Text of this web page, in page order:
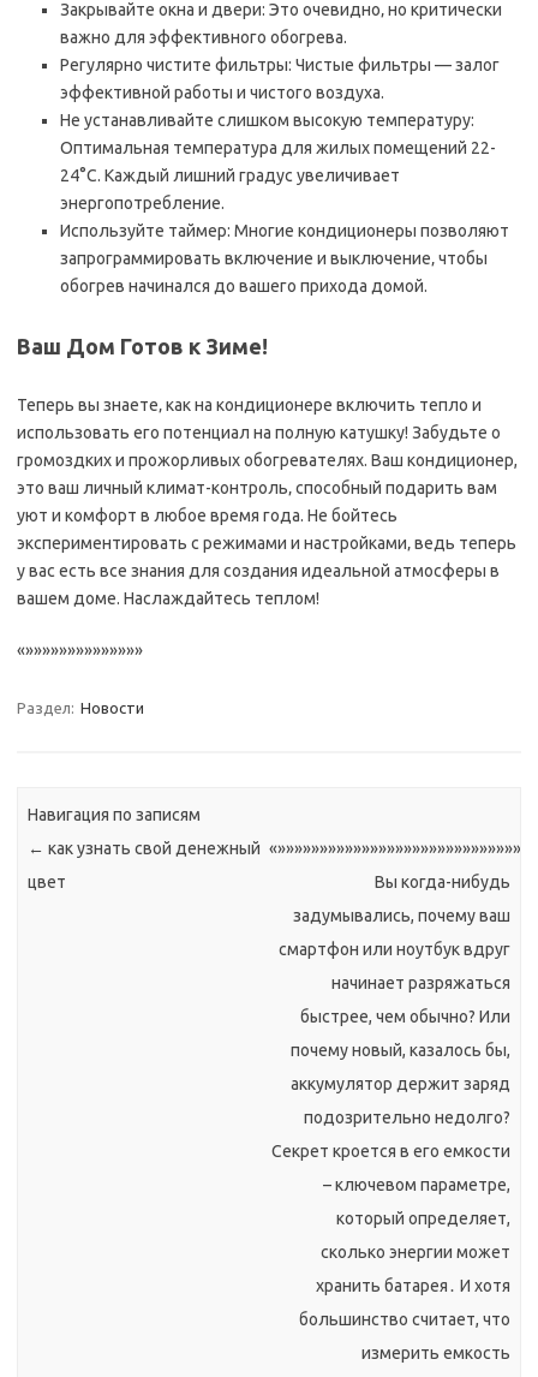
Закрывайте окна и двери: Это очевидно‚ но критически
важно для эффективного обогрева.
Регулярно чистите фильтры: Чистые фильтры — залог
эффективной работы и чистого воздуха.
Не устанавливайте слишком высокую температуру:
Оптимальная температура для жилых помещений 22-
24°C. Каждый лишний градус увеличивает
энергопотребление.
Используйте таймер: Многие кондиционеры позволяют
запрограммировать включение и выключение‚ чтобы
обогрев начинался до вашего прихода домой.
Ваш Дом Готов к Зиме!
Теперь вы знаете‚ как на кондиционере включить тепло и
использовать его потенциал на полную катушку! Забудьте о
громоздких и прожорливых обогревателях. Ваш кондиционер,
это ваш личный климат-контроль‚ способный подарить вам
уют и комфорт в любое время года. Не бойтесь
экспериментировать с режимами и настройками‚ ведь теперь
у вас есть все знания для создания идеальной атмосферы в
вашем доме. Наслаждайтесь теплом!
«»»»»»»»»»»»»»»
Раздел: Новости
Навигация по записям
← как узнать свой денежный
цвет
«»»»»»»»»»»»»»»»»»»»»»»»»»»»»»»
Вы когда-нибудь
задумывались, почему ваш
смартфон или ноутбук вдруг
начинает разряжаться
быстрее, чем обычно? Или
почему новый, казалось бы,
аккумулятор держит заряд
подозрительно недолго?
Секрет кроется в его емкости
– ключевом параметре,
который определяет,
сколько энергии может
хранить батарея․ И хотя
большинство считает, что
измерить емкость